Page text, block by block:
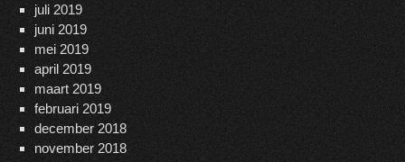
juli 2019
juni 2019
mei 2019
april 2019
maart 2019
februari 2019
december 2018
november 2018